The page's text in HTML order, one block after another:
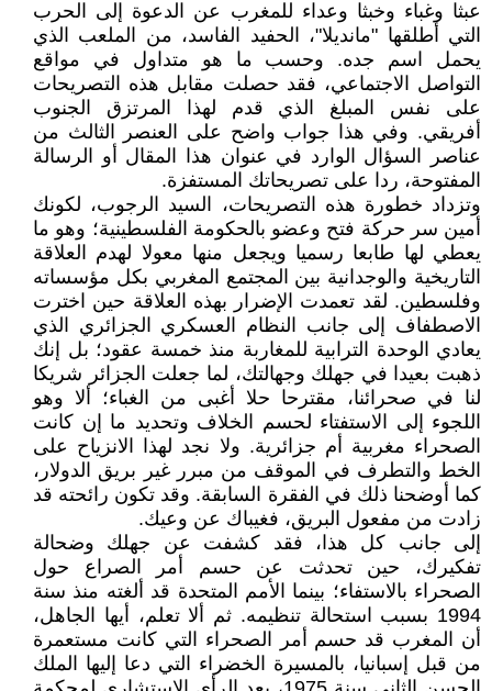
عبثا وغباء وخبثا وعداء للمغرب عن الدعوة إلى الحرب
التي أطلقها "مانديلا"، الحفيد الفاسد، من الملعب الذي
يحمل اسم جده. وحسب ما هو متداول في مواقع
التواصل الاجتماعي، فقد حصلت مقابل هذه التصريحات
على نفس المبلغ الذي قدم لهذا المرتزق الجنوب
أفريقي. وفي هذا جواب واضح على العنصر الثالث من
عناصر السؤال الوارد في عنوان هذا المقال أو الرسالة
المفتوحة، ردا على تصريحاتك المستفزة.
وتزداد خطورة هذه التصريحات، السيد الرجوب، لكونك
أمين سر حركة فتح وعضو بالحكومة الفلسطينية؛ وهو ما
يعطي لها طابعا رسميا ويجعل منها معولا لهدم العلاقة
التاريخية والوجدانية بين المجتمع المغربي بكل مؤسساته
وفلسطين. لقد تعمدت الإضرار بهذه العلاقة حين اخترت
الاصطفاف إلى جانب النظام العسكري الجزائري الذي
يعادي الوحدة الترابية للمغاربة منذ خمسة عقود؛ بل إنك
ذهبت بعيدا في جهلك وجهالتك، لما جعلت الجزائر شريكا
لنا في صحرائنا، مقترحا حلا أغبى من الغباء؛ ألا وهو
اللجوء إلى الاستفتاء لحسم الخلاف وتحديد ما إن كانت
الصحراء مغربية أم جزائرية. ولا نجد لهذا الانزياح على
الخط والتطرف في الموقف من مبرر غير بريق الدولار،
كما أوضحنا ذلك في الفقرة السابقة. وقد تكون رائحته قد
زادت من مفعول البريق، فغيباك عن وعيك.
إلى جانب كل هذا، فقد كشفت عن جهلك وضحالة
تفكيرك، حين تحدثت عن حسم أمر الصراع حول
الصحراء بالاستفاء؛ بينما الأمم المتحدة قد ألغته منذ سنة
1994 بسبب استحالة تنظيمه. ثم ألا تعلم، أيها الجاهل،
أن المغرب قد حسم أمر الصحراء التي كانت مستعمرة
من قبل إسبانيا، بالمسيرة الخضراء التي دعا إليها الملك